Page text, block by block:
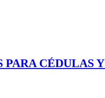
CÉDULAS